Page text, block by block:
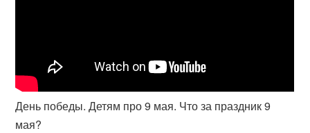
День победы. Детям про 9 мая. Что за праздник 9
мая?